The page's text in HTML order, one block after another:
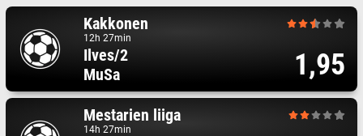
Kakkonen
12h 27min
Ilves/2
MuSa
1,95
Mestarien liiga
14h 27min